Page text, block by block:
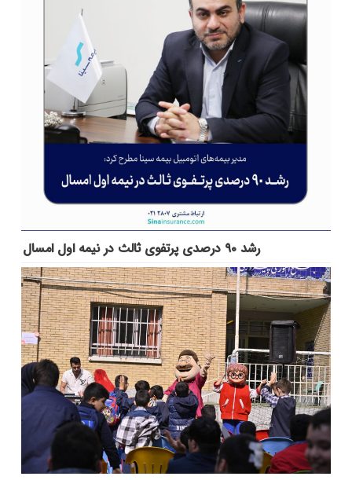
رشد ۹۰ درصدی پرتفوی ثالث در نیمه اول امسال